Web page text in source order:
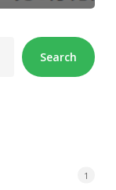
Search
1